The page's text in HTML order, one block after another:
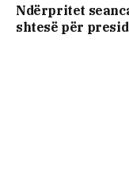
Ndërpritet
shtesë për